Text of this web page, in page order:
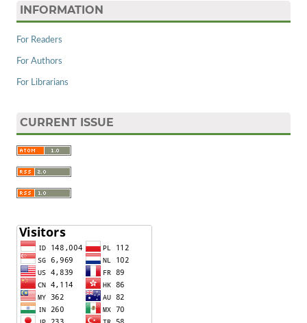
INFORMATION
For Readers
For Authors
For Librarians
CURRENT ISSUE